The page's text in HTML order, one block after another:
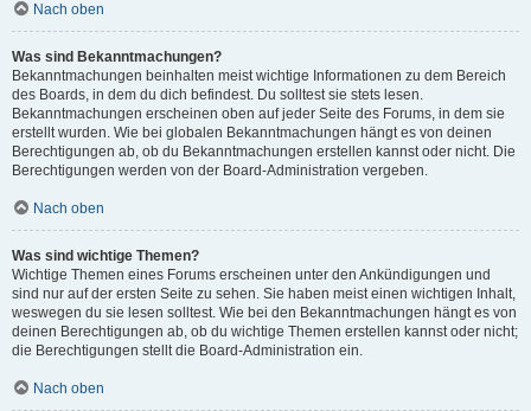
Nach oben
Was sind Bekanntmachungen?
Bekanntmachungen beinhalten meist wichtige Informationen zu dem Bereich
des Boards, in dem du dich befindest. Du solltest sie stets lesen.
Bekanntmachungen erscheinen oben auf jeder Seite des Forums, in dem sie
erstellt wurden. Wie bei globalen Bekanntmachungen hängt es von deinen
Berechtigungen ab, ob du Bekanntmachungen erstellen kannst oder nicht. Die
Berechtigungen werden von der Board-Administration vergeben.
Nach oben
Was sind wichtige Themen?
Wichtige Themen eines Forums erscheinen unter den Ankündigungen und
sind nur auf der ersten Seite zu sehen. Sie haben meist einen wichtigen Inhalt,
weswegen du sie lesen solltest. Wie bei den Bekanntmachungen hängt es von
deinen Berechtigungen ab, ob du wichtige Themen erstellen kannst oder nicht;
die Berechtigungen stellt die Board-Administration ein.
Nach oben